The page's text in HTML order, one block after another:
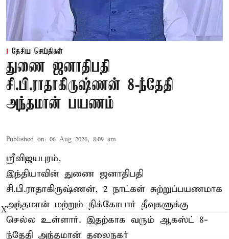
தேசிய செய்திகள்
துணை ஜனாதிபதி
சி.பி.ராதாகிருஷ்ணன் 8-ந்தேதி
அந்தமான் பயணம்
Published on: 06 Aug 2026, 8:09 am
ஸ்ரீவிஜயபுரம்,
இந்தியாவின் துணை ஜனாதிபதி
சி.பி.ராதாகிருஷ்ணன், 2 நாட்கள் சுற்றுப்பயணமாக
அந்தமான் மற்றும் நிக்கோபார் தீவுகளுக்கு
செல்ல உள்ளார். இதற்காக வரும் ஆகஸ்ட் 8-
ந்தேதி அந்தமான் தலைநகர்
X